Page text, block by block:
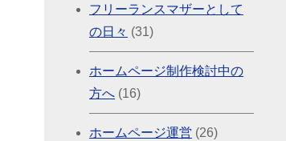
フリーランスマザーとして
の日々 (31)
ホームページ制作検討中の
方へ (16)
ホームページ運営 (26)